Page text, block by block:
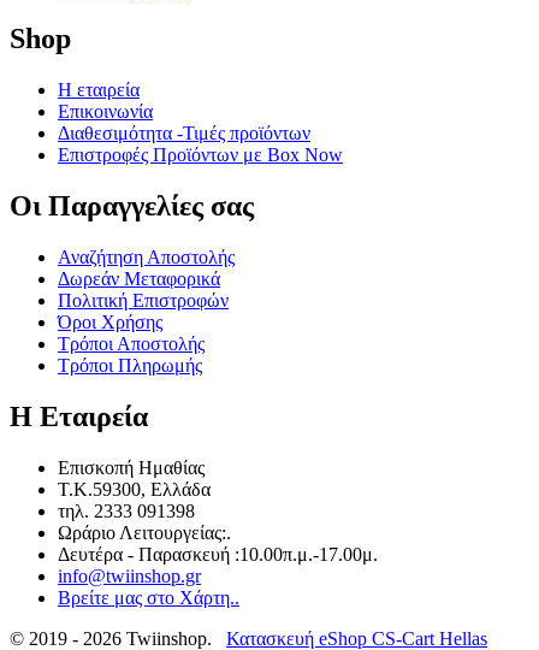
Shop
Η εταιρεία
Επικοινωνία
Διαθεσιμότητα -Τιμές προϊόντων
Επιστροφές Προϊόντων με Box Now
Οι Παραγγελίες​ σας
Αναζήτηση Αποστολής
Δωρεάν Μεταφορικά
Πολιτική Επιστροφών
Όροι Χρήσης
Τρόποι Αποστολής
Τρόποι Πληρωμής
Η Εταιρεία​
Επισκοπή Ημαθίας
T.K.59300, Ελλάδα
τηλ. 2333 091398
Ωράριο Λειτουργείας:.
Δευτέρα - Παρασκευή :10.00π.μ.-17.00μ.
info@twiinshop.gr
Βρείτε μας στο Χάρτη..
© 2019 - 2026 Twiinshop. Κατασκευή eShop CS-Cart Hellas